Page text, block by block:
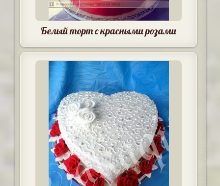
Белый торт с красными розами